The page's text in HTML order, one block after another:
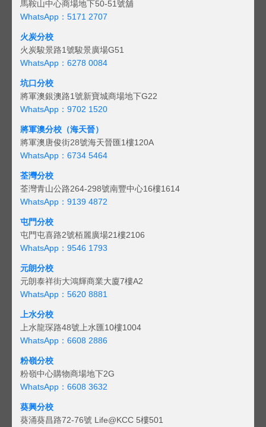
馬鞍山中心商場地下50-51號舖
WhatsApp：5171 2707
火炭分校
火炭駿景路1號駿景廣場G51
WhatsApp：6278 0084
坑口分校
將軍澳銀澳路1號新寶城商場地下G22
WhatsApp：9702 1520
將軍澳分校（海天晉）
將軍澳唐俊街28號海天晉匯1樓120A
WhatsApp：6734 5464
荃灣分校
荃灣青山公路264-298號南豐中心16樓1614
WhatsApp：9139 4872
屯門分校
屯門屯喜路2號栢麗廣場21樓2106
WhatsApp：9546 1793
元朗分校
元朗泰祥街大鴻輝商業大廈7樓A2
WhatsApp：5620 8881
上水分校
上水龍琛路48號上水匯10樓1004
WhatsApp：6608 2886
粉嶺分校
粉嶺中心購物商場地下2G
WhatsApp：6608 3632
葵興分校
葵涌葵昌路72-76號 Life@KCC 5樓501